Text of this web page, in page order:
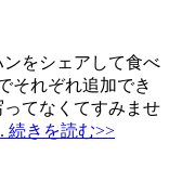
をシェアして食べ
それぞれ追加でき
てなくてすみませ
続きを読む>>